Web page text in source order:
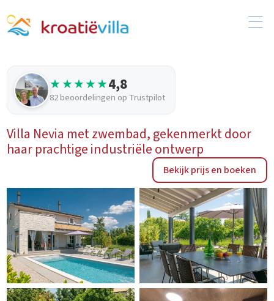
★★★★★4,8
82 beoordelingen op Trustpilot
Villa Nevia met zwembad, gekenmerkt door
haar prachtige industriële ontwerp
Bekijk prijs en boeken